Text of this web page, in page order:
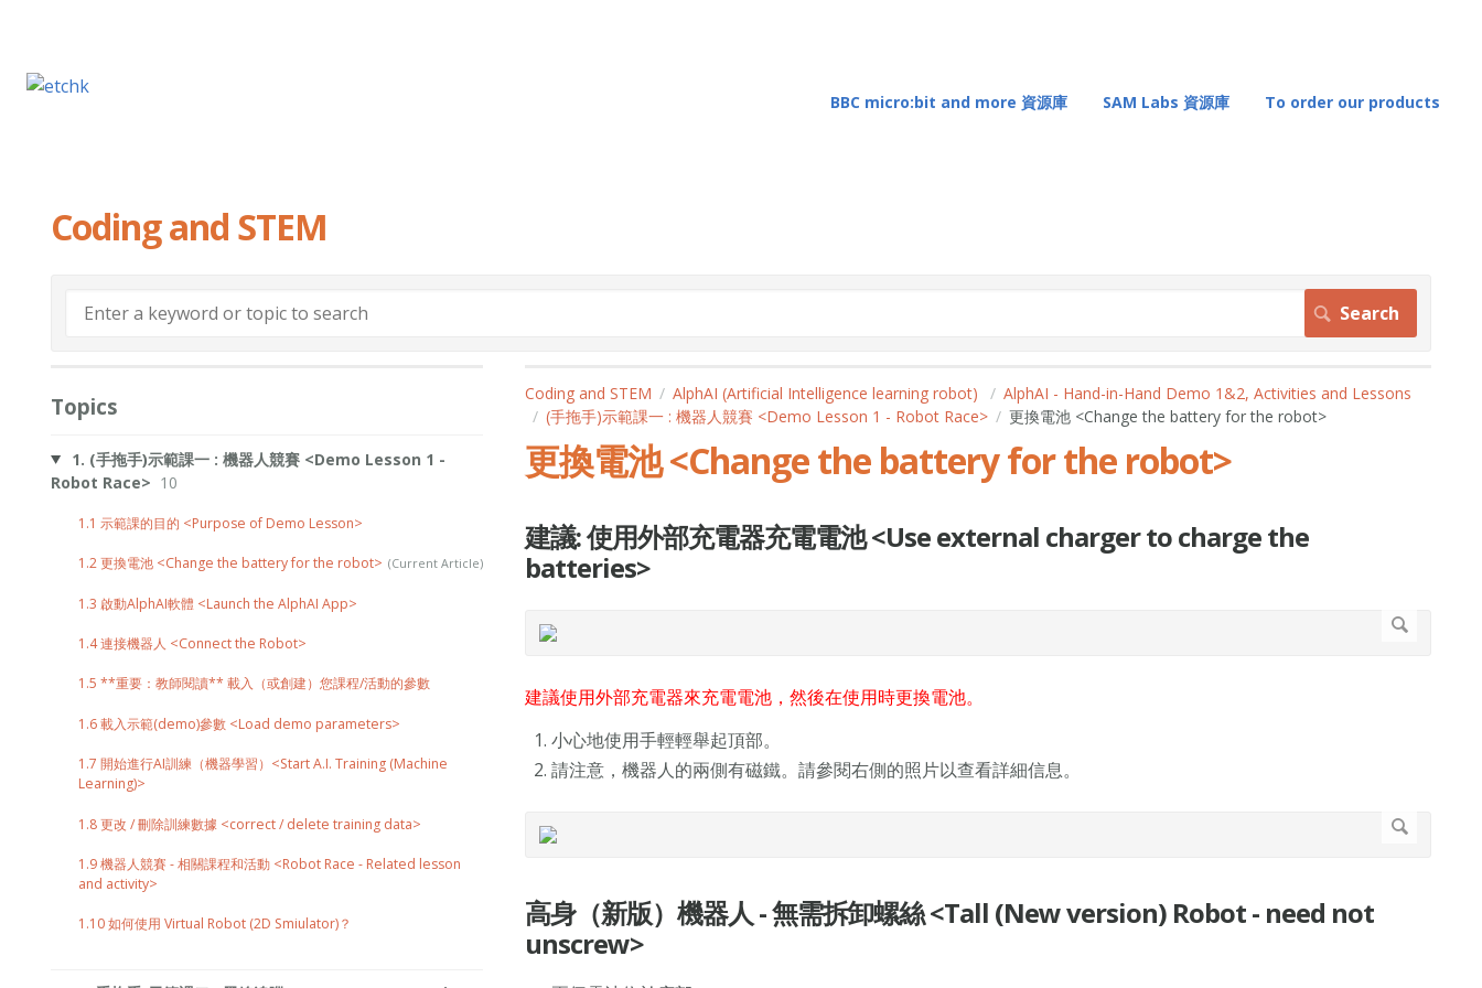
BBC micro:bit and more 資源庫 SAM Labs 資源庫 To order our products
Coding and STEM
Coding and STEM AlphAI (Artificial Intelligence learning robot)
AlphAI - Hand-in-Hand Demo 1&2, Activities and Lessons
(手拖手)示範課一 : 機器人競賽 <Demo Lesson 1 - Robot Race>
更換電池 <Change the battery for the robot>
更換電池 <Change the battery for the robot>
建議: 使用外部充電器充電電池 <Use external charger to charge the
batteries>
建議使用外部充電器來充電電池，然後在使用時更換電池。
小心地使用手輕輕舉起頂部。
請注意，機器人的兩側有磁鐵。請參閱右側的照片以查看詳細信息。
高身（新版）機器人 - 無需拆卸螺絲 <Tall (New version) Robot - need not
unscrew>
Topics
1. (手拖手)示範課一 : 機器人競賽 <Demo Lesson 1 -
Robot Race> 10
1.1 示範課的目的 <Purpose of Demo Lesson>
1.2 更換電池 <Change the battery for the robot>
1.3 啟動AlphAI軟體 <Launch the AlphAI App>
1.4 連接機器人 <Connect the Robot>
1.5 **重要：教師閱讀** 載入（或創建）您課程/活動的參數
1.6 載入示範(demo)參數 <Load demo parameters>
1.7 開始進行AI訓練（機器學習）<Start A.I. Training (Machine
Learning)>
1.8 更改 / 刪除訓練數據 <correct / delete training data>
1.9 機器人競賽 - 相關課程和活動 <Robot Race - Related lesson
and activity>
1.10 如何使用 Virtual Robot (2D Smiulator)？